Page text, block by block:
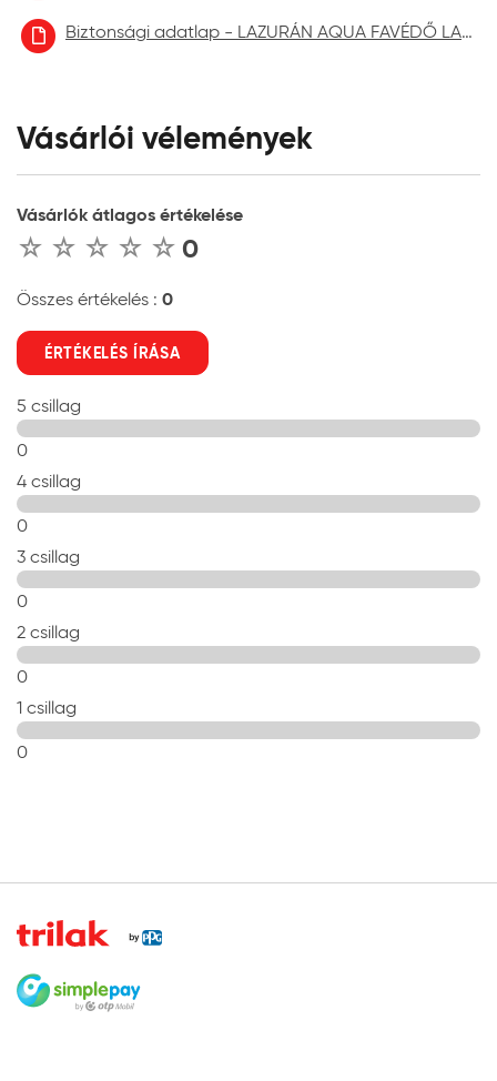
Biztonsági adatlap - LAZURÁN AQUA FAVÉDŐ LAZÚR aktuális
Vásárlói vélemények
Vásárlók átlagos értékelése
0
Összes értékelés : 0
ÉRTÉKELÉS ÍRÁSA
5 csillag
0
4 csillag
0
3 csillag
0
2 csillag
0
1 csillag
0